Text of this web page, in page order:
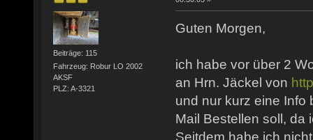
Beiträge: 115
Fahrzeug: Robur LO 2002
AKSF
PLZ: A-3321
Guten Morgen,
ich habe vor über 2
an Hrn. Jäckel von
und nur kurz eine Info
Mail Bestellen soll, da
Seitdem habe ich